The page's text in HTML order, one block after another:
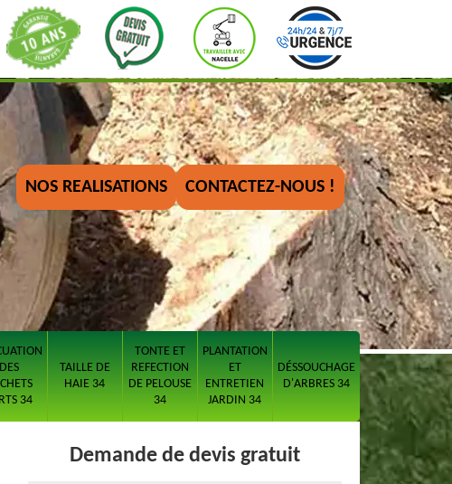
NOS REALISATIONS CONTACTEZ-NOUS !
DES
34
TAILLE DE
HAIE 34
TONTE ET
REFECTION
DE PELOUSE
34
PLANTATION
ET
ENTRETIEN
JARDIN 34
DÉSSOUCHAGE
D'ARBRES 34
Demande de devis gratuit